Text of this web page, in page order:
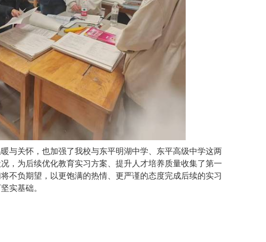
与关怀，也加强了我校与东平明湖中学、东平高级中学这两
，为后续优化教育实习方案、提升人才培养质量收集了第一
不负期望，以更饱满的热情、更严谨的态度完成后续的实习
实基础。